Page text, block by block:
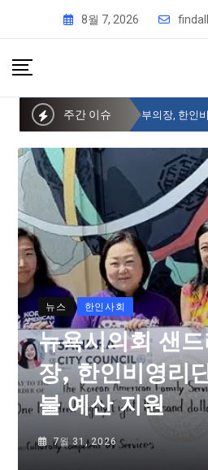
8월 7, 2026
주간 이슈
뉴욕시의회 샌드라 황 부의장, 한인
뉴스 한인사회
뉴욕시의회 샌
장, 한인비영리
불 예산 지원
7월 31, 2026